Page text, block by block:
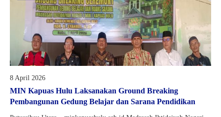
8 April 2026
MIN Kapuas Hulu Laksanakan Ground Breaking
Pembangunan Gedung Belajar dan Sarana Pendidikan